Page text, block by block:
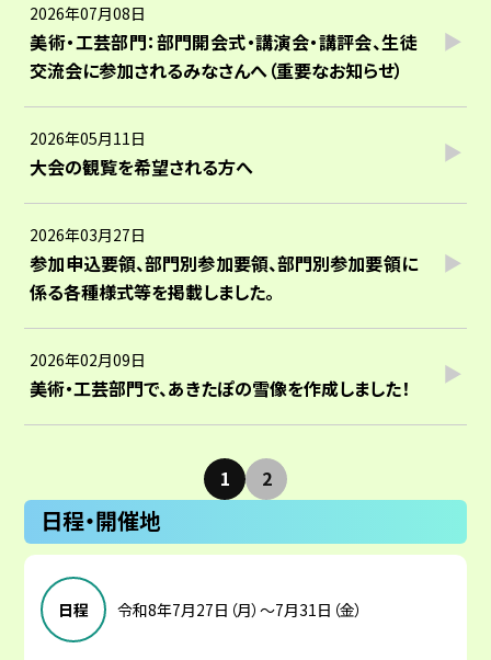
2026年07月08日
美術・工芸部門：部門開会式・講演会・講評会、生徒
交流会に参加されるみなさんへ（重要なお知らせ）
2026年05月11日
大会の観覧を希望される方へ
2026年03月27日
参加申込要領、部門別参加要領、部門別参加要領に
係る各種様式等を掲載しました。
2026年02月09日
美術・工芸部門で、あきたぽの雪像を作成しました！
1 2
日程・開催地
日程 令和8年7月27日（月）～7月31日（金）